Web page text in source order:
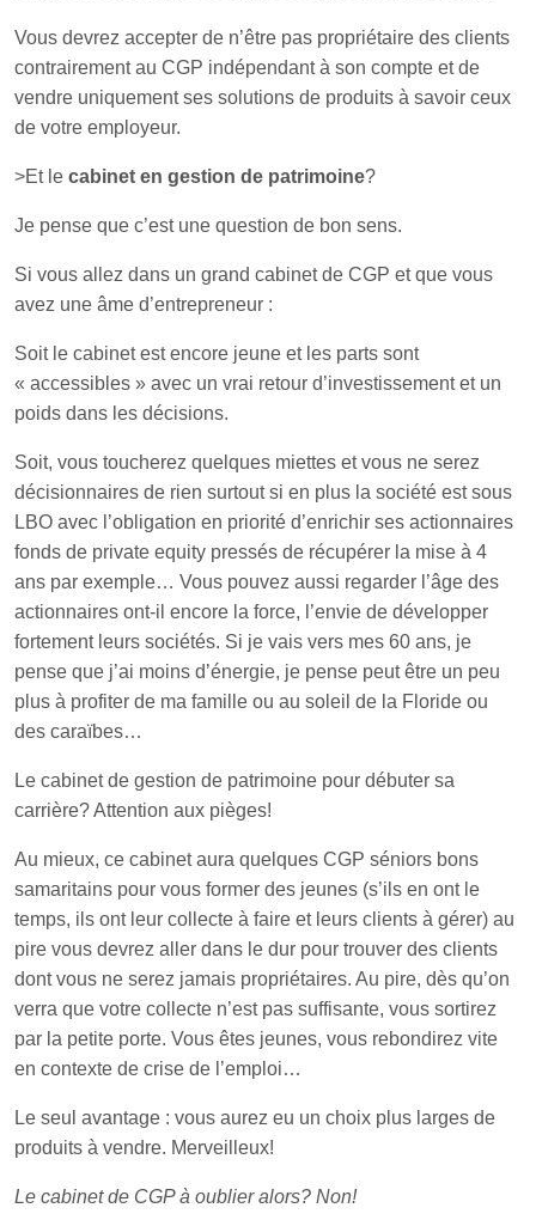
Vous devrez accepter de n’être pas propriétaire des clients
contrairement au CGP indépendant à son compte et de
vendre uniquement ses solutions de produits à savoir ceux
de votre employeur.
>Et le cabinet en gestion de patrimoine?
Je pense que c’est une question de bon sens.
Si vous allez dans un grand cabinet de CGP et que vous
avez une âme d’entrepreneur :
Soit le cabinet est encore jeune et les parts sont
« accessibles » avec un vrai retour d’investissement et un
poids dans les décisions.
Soit, vous toucherez quelques miettes et vous ne serez
décisionnaires de rien surtout si en plus la société est sous
LBO avec l’obligation en priorité d’enrichir ses actionnaires
fonds de private equity pressés de récupérer la mise à 4
ans par exemple… Vous pouvez aussi regarder l’âge des
actionnaires ont-il encore la force, l’envie de développer
fortement leurs sociétés. Si je vais vers mes 60 ans, je
pense que j’ai moins d’énergie, je pense peut être un peu
plus à profiter de ma famille ou au soleil de la Floride ou
des caraïbes…
Le cabinet de gestion de patrimoine pour débuter sa
carrière? Attention aux pièges!
Au mieux, ce cabinet aura quelques CGP séniors bons
samaritains pour vous former des jeunes (s’ils en ont le
temps, ils ont leur collecte à faire et leurs clients à gérer) au
pire vous devrez aller dans le dur pour trouver des clients
dont vous ne serez jamais propriétaires. Au pire, dès qu’on
verra que votre collecte n’est pas suffisante, vous sortirez
par la petite porte. Vous êtes jeunes, vous rebondirez vite
en contexte de crise de l’emploi…
Le seul avantage : vous aurez eu un choix plus larges de
produits à vendre. Merveilleux!
Le cabinet de CGP à oublier alors? Non!